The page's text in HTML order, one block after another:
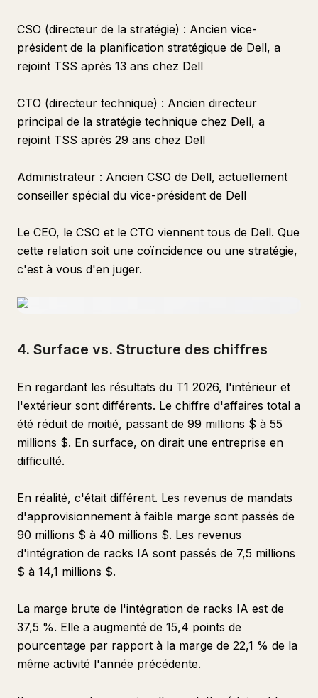
CSO (directeur de la stratégie) : Ancien vice-
président de la planification stratégique de Dell, a
rejoint TSS après 13 ans chez Dell
CTO (directeur technique) : Ancien directeur
principal de la stratégie technique chez Dell, a
rejoint TSS après 29 ans chez Dell
Administrateur : Ancien CSO de Dell, actuellement
conseiller spécial du vice-président de Dell
Le CEO, le CSO et le CTO viennent tous de Dell. Que
cette relation soit une coïncidence ou une stratégie,
c'est à vous d'en juger.
4. Surface vs. Structure des chiffres
En regardant les résultats du T1 2026, l'intérieur et
l'extérieur sont différents. Le chiffre d'affaires total a
été réduit de moitié, passant de 99 millions $ à 55
millions $. En surface, on dirait une entreprise en
difficulté.
En réalité, c'était différent. Les revenus de mandats
d'approvisionnement à faible marge sont passés de
90 millions $ à 40 millions $. Les revenus
d'intégration de racks IA sont passés de 7,5 millions
$ à 14,1 millions $.
La marge brute de l'intégration de racks IA est de
37,5 %. Elle a augmenté de 15,4 points de
pourcentage par rapport à la marge de 22,1 % de la
même activité l'année précédente.